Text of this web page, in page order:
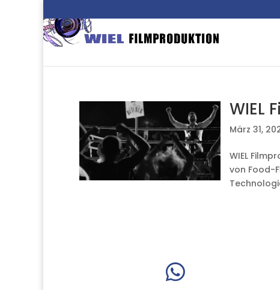
WIEL
März 31,
WIEL
von Food-
